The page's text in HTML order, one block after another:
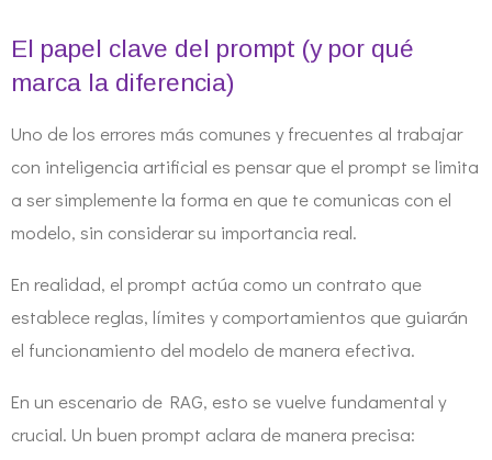
El papel clave del prompt (y por qué
marca la diferencia)
Uno de los errores más comunes y frecuentes al trabajar
con inteligencia artificial es pensar que el prompt se limita
a ser simplemente la forma en que te comunicas con el
modelo, sin considerar su importancia real.
En realidad, el prompt actúa como un contrato que
establece reglas, límites y comportamientos que guiarán
el funcionamiento del modelo de manera efectiva.
En un escenario de RAG, esto se vuelve fundamental y
crucial. Un buen prompt aclara de manera precisa: